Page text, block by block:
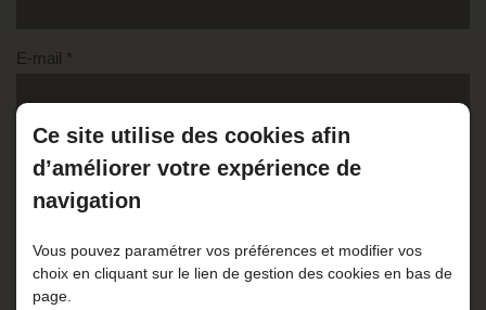
E-mail *
Téléphone
Message *(1)
Ce site utilise des cookies afin
d’améliorer votre expérience de
navigation
Vous pouvez paramétrer vos préférences et modifier vos
choix en cliquant sur le lien de gestion des cookies en bas de
page.